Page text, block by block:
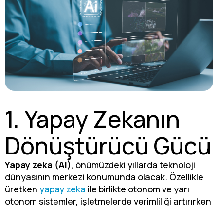
1. Yapay Zekanın
Dönüştürücü Gücü
Yapay zeka (AI), önümüzdeki yıllarda teknoloji
dünyasının merkezi konumunda olacak. Özellikle
üretken yapay zeka ile birlikte otonom ve yarı
otonom sistemler, işletmelerde verimliliği artırırken